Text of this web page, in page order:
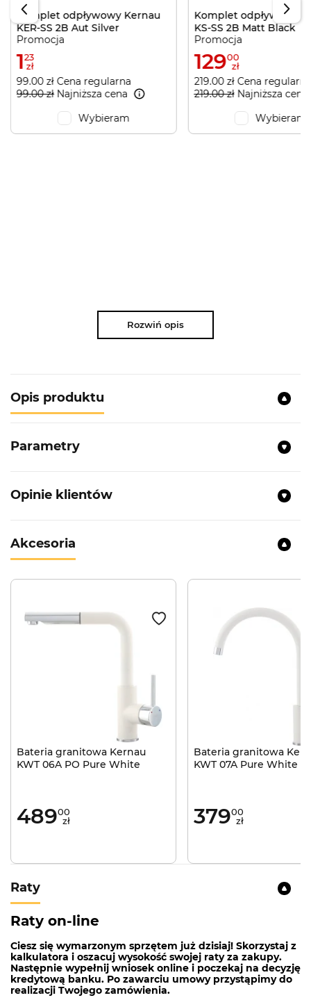
Komplet odpływowy Kernau
KER-SS 2B Aut Silver
Promocja
123
zł
99.00 zł Cena regularna
99.00 złNajniższa cena
Wybieram
Komplet odpływowy
KS-SS 2B Matt Black
Promocja
12900
zł
219.00 zł Cena regularna
219.00 złNajniższa cena
Wybieram
Rozwiń opis
Opis produktu
Parametry
Opinie klientów
Akcesoria
Bateria granitowa Kernau
KWT 06A PO Pure White
48900
zł
Bateria granitowa
KWT 07A Pure White
37900
zł
Raty
Raty on-line
Ciesz się wymarzonym sprzętem już dzisiaj! Skorzystaj z
kalkulatora i oszacuj wysokość swojej raty za zakupy.
Następnie wypełnij wniosek online i poczekaj na decyzję
kredytową banku. Po zawarciu umowy przystąpimy do
realizacji Twojego zamówienia.